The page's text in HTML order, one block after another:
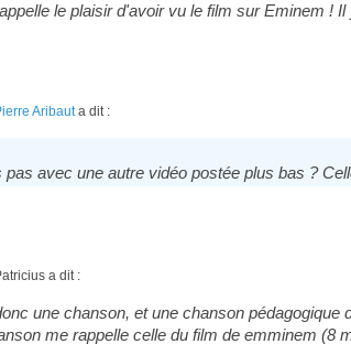
le plaisir d'avoir vu le film sur Eminem !
Aribauta dit :
avec une autre vidéo postée plus bas ?
a dit :
une chanson, et une chanson
me rappelle celle du film de emminem